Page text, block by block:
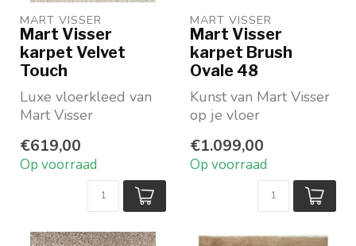
MART VISSER
Mart Visser
karpet Velvet
Touch
Luxe vloerkleed van
Mart Visser
voorraad in
rechthoekig en in de
€619,00
Op voorraad
MART VISSER
Mart Visser
karpet Brush
Ovale 48
Kunst van Mart Visser
op je vloer
Beschikbaar in 4
prachtige kleur...
€1.099,00
Op voorraad